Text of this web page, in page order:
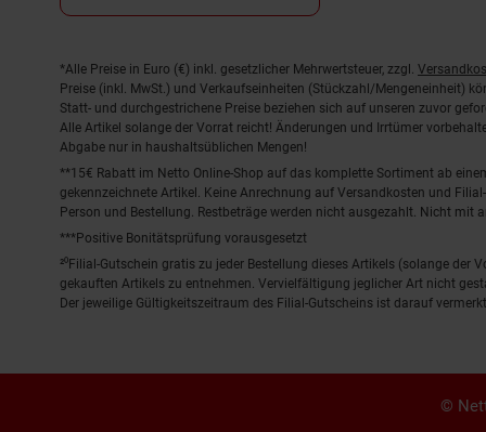
Fußnoten
*Alle Preise in Euro (€) inkl. gesetzlicher Mehrwertsteuer, zzgl.
Preise (inkl. MwSt.) und Verkaufseinheiten (Stückzahl/Mengeneinheit)
Statt- und durchgestrichene Preise beziehen sich auf unseren zuvor
Alle Artikel solange der Vorrat reicht! Änderungen und Irrtümer
Abgabe nur in haushaltsüblichen Mengen!
**15€ Rabatt im Netto Online-Shop auf das komplette Sortiment ab
gekennzeichnete Artikel. Keine Anrechnung auf Versandkosten und
Person und Bestellung. Restbeträge werden nicht ausgezahlt. Nicht mit
***Positive Bonitätsprüfung vorausgesetzt
²⁰Filial-Gutschein gratis zu jeder Bestellung dieses Artikels (solange
gekauften Artikels zu entnehmen. Vervielfältigung jeglicher Art nicht
Der jeweilige Gültigkeitszeitraum des Filial-Gutscheins ist darauf vermerkt.
©